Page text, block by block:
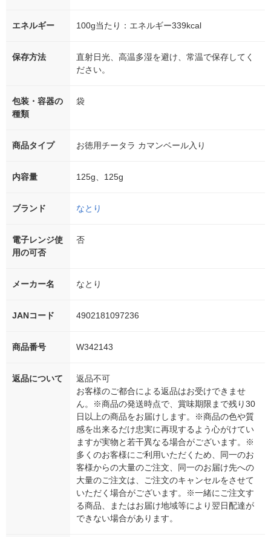
エネルギー 100g当たり：エネルギー339kcal
保存方法
直射日光、高温多湿を避け、常温で保存してく
ださい。
包装・容器の
種類
袋
商品タイプ お徳用チータラ カマンベール入り
内容量 125g、125g
ブランド なとり
電子レンジ使
用の可否
否
メーカー名 なとり
JANコード 4902181097236
商品番号 W342143
返品について
返品不可
お客様のご都合による返品はお受けできませ
ん。※商品の発送時点で、賞味期限まで残り30
日以上の商品をお届けします。※商品の色や質
感を出来るだけ忠実に再現するよう心がけてい
ますが実物と若干異なる場合がございます。※
多くのお客様にご利用いただくため、同一のお
客様からの大量のご注文、同一のお届け先への
大量のご注文は、ご注文のキャンセルをさせて
いただく場合がございます。※一緒にご注文す
る商品、またはお届け地域等により翌日配達が
できない場合があります。